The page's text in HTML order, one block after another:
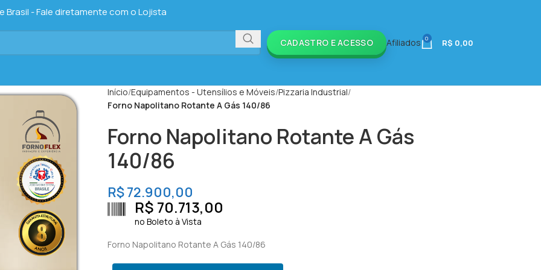
- Fale diretamente com o Lojista
CADASTRO E ACESSO Afiliados 0 R$ 0,00
Início Equipamentos - Utensílios e Móveis Pizzaria Industrial
Forno Napolitano Rotante A Gás 140/86
Forno Napolitano Rotante A Gás
140/86
R$72.900,00
R$ 70.713,00
no Boleto à Vista
Forno Napolitano Rotante A Gás 140/86